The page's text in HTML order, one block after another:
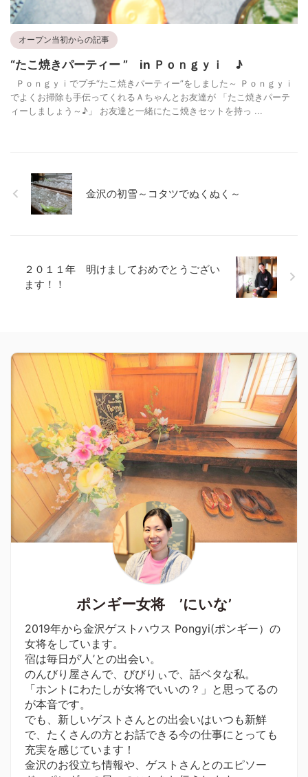
オープン当初からの記事
“たこ焼きパーティー ” in Ｐｏｎｇｙｉ ♪
Ｐｏｎｇｙｉでプチ“たこ焼きパーティー”をしました～ Ｐｏｎｇｙｉ
でよくお掃除も手伝ってくれるＡちゃんとお友達が 「たこ焼きパーテ
ィーしましょう～♪」 お友達と一緒にたこ焼きセットを持っ ...
金沢の初雪～コタツでぬくぬく～
２０１１年 明けましておめでとうござい
ます！！
ポンギー女将 ’にいな’
2019年から金沢ゲストハウス Pongyi(ポンギー）の
女将をしています。
宿は毎日が’人’との出会い。
のんびり屋さんで、びびりぃで、話ベタな私。
「ホントにわたしが女将でいいの？」と思ってるの
が本音です。
でも、新しいゲストさんとの出会いはいつも新鮮
で、たくさんの方とお話できる今の仕事にとっても
充実を感じています！
金沢のお役立ち情報や、ゲストさんとのエピソー